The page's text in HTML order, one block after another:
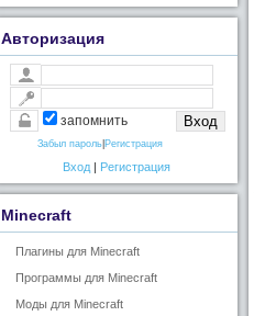
Авторизация
запомнить
Забыл пароль Регистрация
Вход | Регистрация
Minecraft
Плагины для Minecraft
Программы для Minecraft
Моды для Minecraft